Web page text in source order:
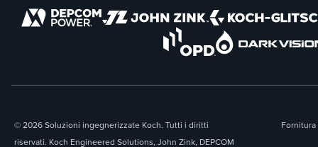
© 2026 Soluzioni ingegnerizzate Koch. Tutti i diritti
riservati. Koch Engineered Solutions, John Zink, DEPCOM